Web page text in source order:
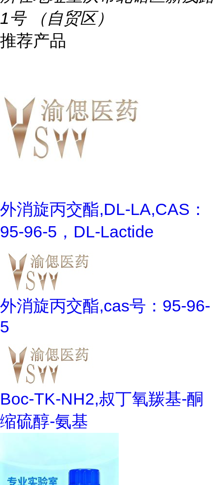
1号 （自贸区）
推荐产品
外消旋丙交酯,DL-LA,CAS：
95-96-5，DL-Lactide
外消旋丙交酯,cas号：95-96-
5
Boc-TK-NH2,叔丁氧羰基-酮
缩硫醇-氨基